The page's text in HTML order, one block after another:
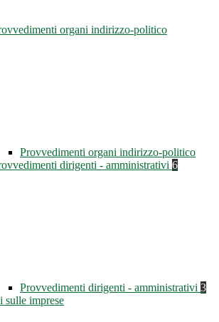
organi indirizzo-politico
Provvedimenti organi indirizzo-politico
dirigenti - amministrativi 6
Provvedimenti dirigenti - amministrativi 3
sulle imprese